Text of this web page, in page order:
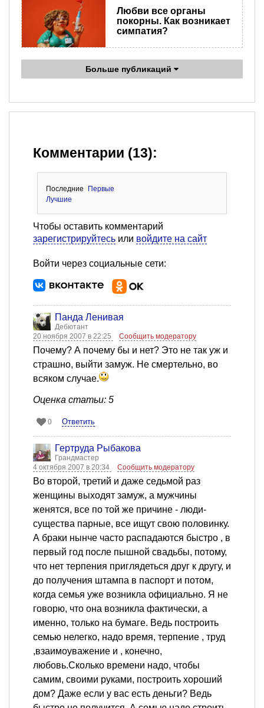
Любви все органы
покорны. Как возникает
симпатия?
Больше публикаций
Комментарии (13):
Последние
Первые
Лучшие
Чтобы оставить комментарий
зарегистрируйтесь или войдите на сайт
Войти через социальные сети:
Панда Ленивая
Дебютант
20 ноября 2007 в 22:25
Сообщить модератору
Почему? А почему бы и нет? Это не так уж и
страшно, выйти замуж. Не смертельно, во
всяком случае.
Оценка статьи: 5
0 Ответить
Гертруда Рыбакова
Грандмастер
4 октября 2007 в 20:34
Сообщить модератору
Во второй, третий и даже седьмой раз
женщины выходят замуж, а мужчины
женятся, все по той же причине - люди-
существа парные, все ищут свою половинку.
А браки нынче часто распадаются быстро , в
первый год после пышной свадьбы, потому,
что нет терпения приглядеться друг к другу, и
до получения штампа в паспорт и потом,
когда семья уже возникла официально. Я не
говорю, что она возникла фактически, а
именно, только на бумаге. Ведь построить
семью нелегко, надо время, терпение , труд
,взаимоуважение и , конечно,
любовь.Сколько времени надо, чтобы
самим, своими руками, построить хороший
дом? Даже если у вас есть деньги? Ведь